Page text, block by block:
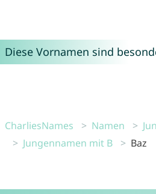
Diese Vornamen sind
CharliesNames Namen
Jungennamen mit B
Baz